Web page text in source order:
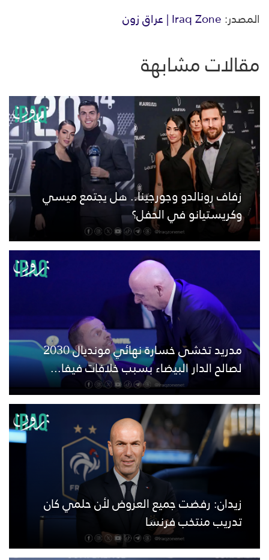
المصدر:Iraq Zone | عراق زون
مقالات مشابهة
زفاف رونالدو وجورجينا.. هل يجتمع ميسي
وكريستيانو في الحفل؟
مدريد تخشى خسارة نهائي مونديال 2030
لصالح الدار البيضاء بسبب خلافات فيفا...
زيدان: رفضت جميع العروض لأن حلمي كان
تدريب منتخب فرنسا